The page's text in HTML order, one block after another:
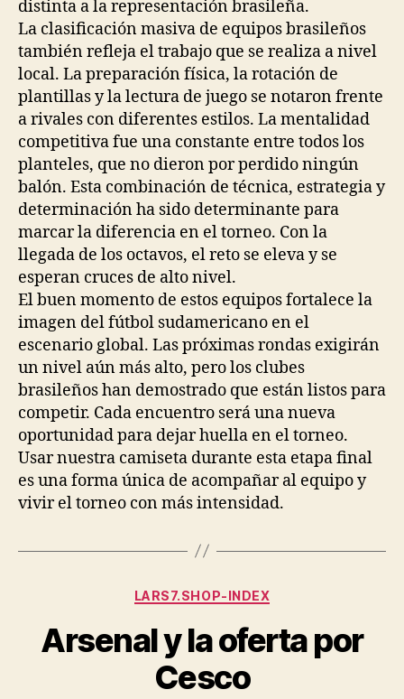
distinta a la representación brasileña.
La clasificación masiva de equipos brasileños
también refleja el trabajo que se realiza a nivel
local. La preparación física, la rotación de
plantillas y la lectura de juego se notaron frente
a rivales con diferentes estilos. La mentalidad
competitiva fue una constante entre todos los
planteles, que no dieron por perdido ningún
balón. Esta combinación de técnica, estrategia y
determinación ha sido determinante para
marcar la diferencia en el torneo. Con la
llegada de los octavos, el reto se eleva y se
esperan cruces de alto nivel.
El buen momento de estos equipos fortalece la
imagen del fútbol sudamericano en el
escenario global. Las próximas rondas exigirán
un nivel aún más alto, pero los clubes
brasileños han demostrado que están listos para
competir. Cada encuentro será una nueva
oportunidad para dejar huella en el torneo.
Usar nuestra camiseta durante esta etapa final
es una forma única de acompañar al equipo y
vivir el torneo con más intensidad.
Categorías
LARS7.SHOP-INDEX
Arsenal y la oferta por
Cesco